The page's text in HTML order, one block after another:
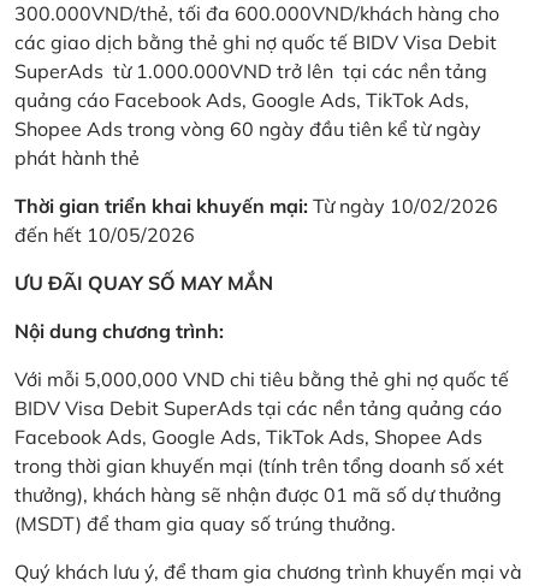
300.000VND/thẻ, tối đa 600.000VND/khách hàng cho
các giao dịch bằng thẻ ghi nợ quốc tế BIDV Visa Debit
SuperAds từ 1.000.000VND trở lên tại các nền tảng
quảng cáo Facebook Ads, Google Ads, TikTok Ads,
Shopee Ads trong vòng 60 ngày đầu tiên kể từ ngày
phát hành thẻ
Thời gian triển khai khuyến mại: Từ ngày 10/02/2026
đến hết 10/05/2026
ƯU ĐÃI QUAY SỐ MAY MẮN
Nội dung chương trình:
Với mỗi 5,000,000 VND chi tiêu bằng thẻ ghi nợ quốc tế
BIDV Visa Debit SuperAds tại các nền tảng quảng cáo
Facebook Ads, Google Ads, TikTok Ads, Shopee Ads
trong thời gian khuyến mại (tính trên tổng doanh số xét
thưởng), khách hàng sẽ nhận được 01 mã số dự thưởng
(MSDT) để tham gia quay số trúng thưởng.
Quý khách lưu ý, để tham gia chương trình khuyến mại và